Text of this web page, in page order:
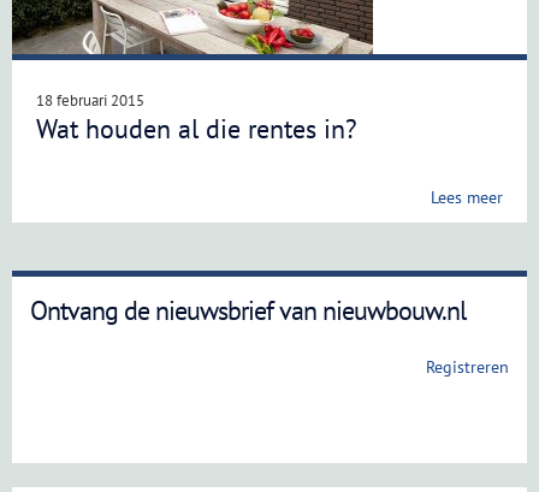
18 februari 2015
Wat houden al die rentes in?
Lees meer
Ontvang de nieuwsbrief van nieuwbouw.nl
Registreren